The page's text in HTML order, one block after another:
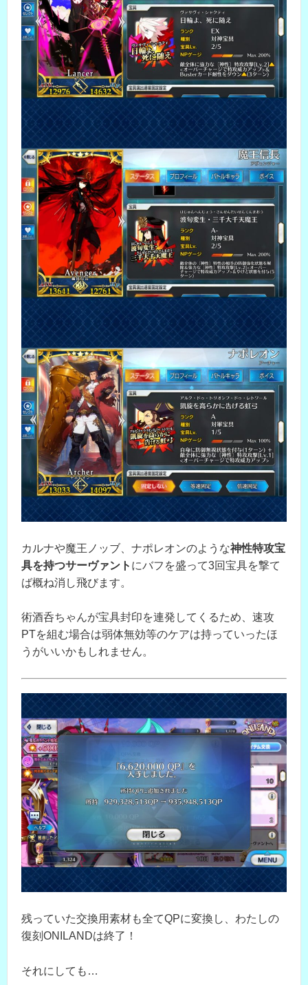
カルナや魔王ノッブ、ナポレオンのような神性特攻宝
具を持つサーヴァント にバフを盛って3回宝具を撃て
ば概ね消し飛びます。
術酒呑ちゃんが宝具封印を連発してくるため、速攻
PTを組む場合は弱体無効等のケアは持っていったほ
うがいいかもしれません。
残っていた交換用素材も全てQPに変換し、わたしの
復刻ONILANDは終了！
それにしても…